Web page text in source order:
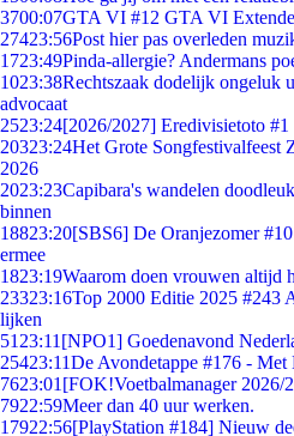
3700:07GTA VI #12 GTA VI
27423:56Post hier pas overleden
1723:49Pinda-allergie? Andermans
1023:38Rechtszaak dodelijk ongeluk
advocaat
2523:24[2026/2027] Eredivisietoto #1
20323:24Het Grote Songfestivalfeest
2026
2023:23Capibara's wandelen
binnen
18823:20[SBS6] De Oranjezomer
ermee
1823:19Waarom doen vrouwen altijd
23323:16Top 2000 Editie 2025 #243
lijken
51 23:11 [NPO1] Goedenavond
25423:11De Avondetappe #176 - Met
7623:01 [FOK!Voetbalmanager 2026/
7922:59Meer dan 40 uur werken.
17922:56[PlayStation #184] Nieuw